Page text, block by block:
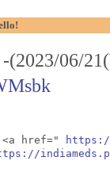
-(2023/06/
href="